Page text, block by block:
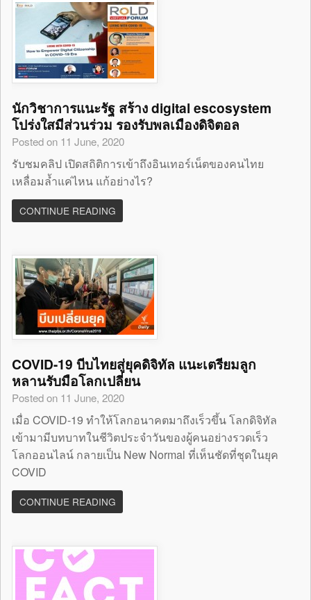
นักวิชาการแนะรัฐ สร้าง digital escosystem
โปร่งใสมีส่วนร่วม รองรับพลเมืองดิจิตอล
Posted on 11 June, 2020
รับชมคลิป เปิดสถิติการเข้าถึงอินเทอร์เน็ตของคนไทย
เหลื่อมล้ำแค่ไหน แก้อย่างไร?
CONTINUE READING
COVID-19 บีบไทยสู่ยุคดิจิทัล แนะเตรียมลูก
หลานรับมือโลกเปลี่ยน
Posted on 11 June, 2020
เมื่อ COVID-19 ทำให้โลกอนาคตมาถึงเร็วขึ้น โลกดิจิทัล
เข้ามามีบทบาทในชีวิตประจำวันของผู้คนอย่างรวดเร็ว
โลกออนไลน์ กลายเป็น New Normal ที่เห็นชัดที่ชุดในยุค
COVID
CONTINUE READING